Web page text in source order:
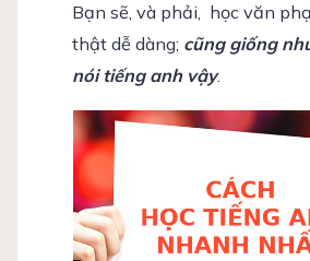
Bạn sẽ, và phải, học văn
thật dễ dàng; cũng giống
nói tiếng anh vậy.